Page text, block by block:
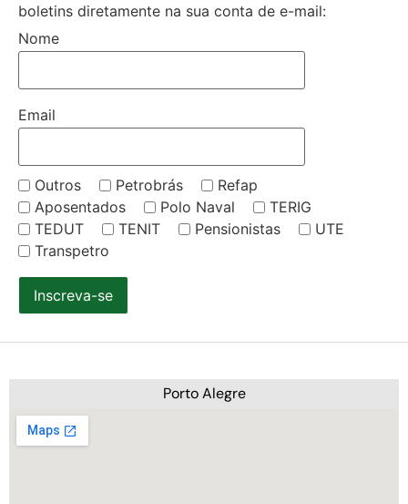
boletins diretamente na sua conta de e-mail:
Nome
Email
Outros Petrobrás
Refap
Aposentados
Polo Naval
TERIG
TEDUT
TENIT Pensionistas
UTE
Transpetro
Inscreva-se
Porto Alegre